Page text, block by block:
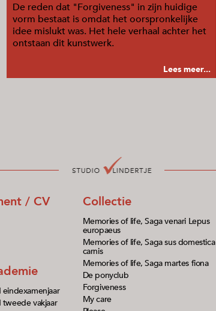
De reden dat "Forgiveness" in zijn huidige
vorm bestaat is omdat het oorspronkelijke
idee mislukt was. Het hele verhaal achter het
ontstaan dit kunstwerk.
Lees meer...
/ CV
vakjaar
Collectie
Memories of life, Saga venari Lepus
europaeus
Memories of life, Saga sus domestica
carnis
Memories of life, Saga martes fiona
De ponyclub
Forgiveness
My care